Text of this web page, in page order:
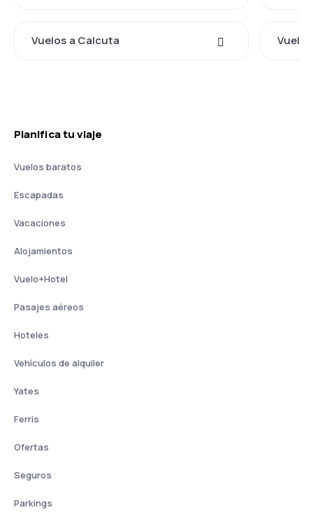
Vuelos a Calcuta
Planifica tu viaje
Vuelos baratos
Escapadas
Vacaciones
Alojamientos
Vuelo+Hotel
Pasajes aéreos
Hoteles
Vehículos de alquiler
Yates
Ferris
Ofertas
Seguros
Parkings